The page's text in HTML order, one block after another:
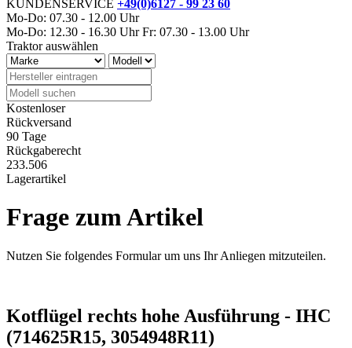
KUNDENSERVICE +49(0)6127 - 99 23 60
Mo-Do: 07.30 - 12.00 Uhr
Mo-Do: 12.30 - 16.30 Uhr Fr: 07.30 - 13.00 Uhr
Traktor auswählen
Kostenloser
Rückversand
90 Tage
Rückgaberecht
233.506
Lagerartikel
Frage zum Artikel
Nutzen Sie folgendes Formular um uns Ihr Anliegen mitzuteilen.
Kotflügel rechts hohe Ausführung - IHC
(714625R15, 3054948R11)